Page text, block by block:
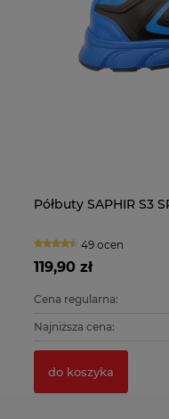
139,90 zł
139,90 zł